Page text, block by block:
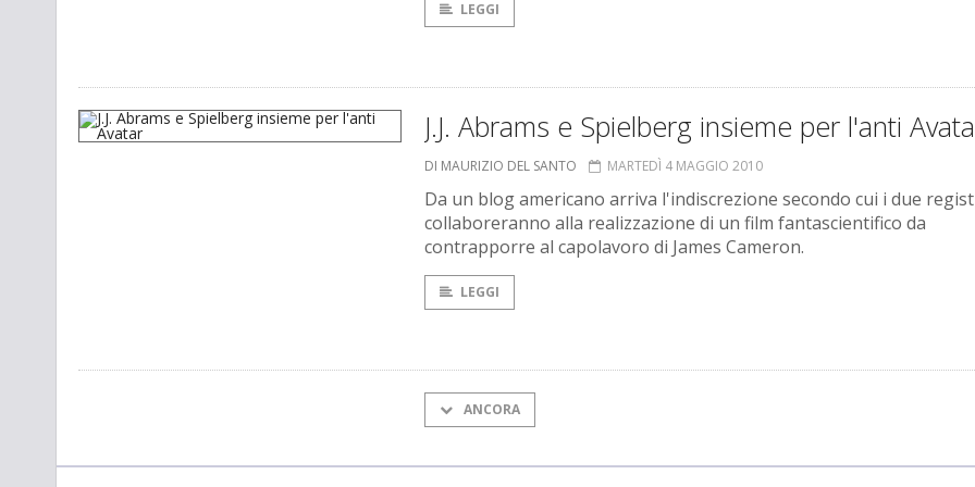
LEGGI
J.J. Abrams e Spielberg insieme per l'anti
DI MAURIZIO DEL SANTO MARTEDÌ 4 MAGGIO 2010
Da un blog americano arriva l'indiscrezione secondo cui i due
collaboreranno alla realizzazione di un film fantascientifico da
contrapporre al capolavoro di James Cameron.
LEGGI
ANCORA